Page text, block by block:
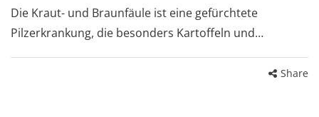
Die Kraut- und Braunfäule ist eine gefürchtete
Pilzerkrankung, die besonders Kartoffeln und…
Share